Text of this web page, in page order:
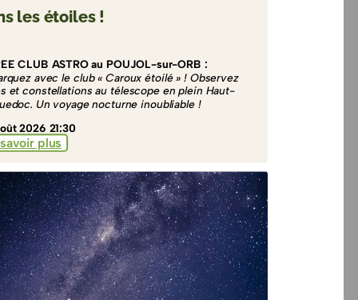
les étoiles !
CLUB ASTRO au POUJOL-sur-ORB :
avec le club « Caroux étoilé » ! Observez
et constellations au télescope en plein Haut-
Un voyage nocturne inoubliable !
2026 21:30
plus